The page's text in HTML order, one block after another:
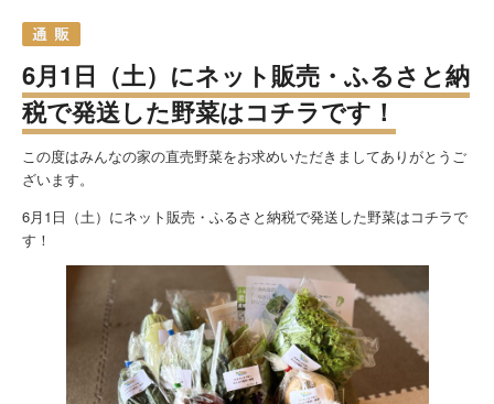
6月1日（土）にネット販売・ふるさと納
税で発送した野菜はコチラです！
この度はみんなの家の直売野菜をお求めいただきましてありがとうご
ざいます。
6月1日（土）にネット販売・ふるさと納税で発送した野菜はコチラで
す！